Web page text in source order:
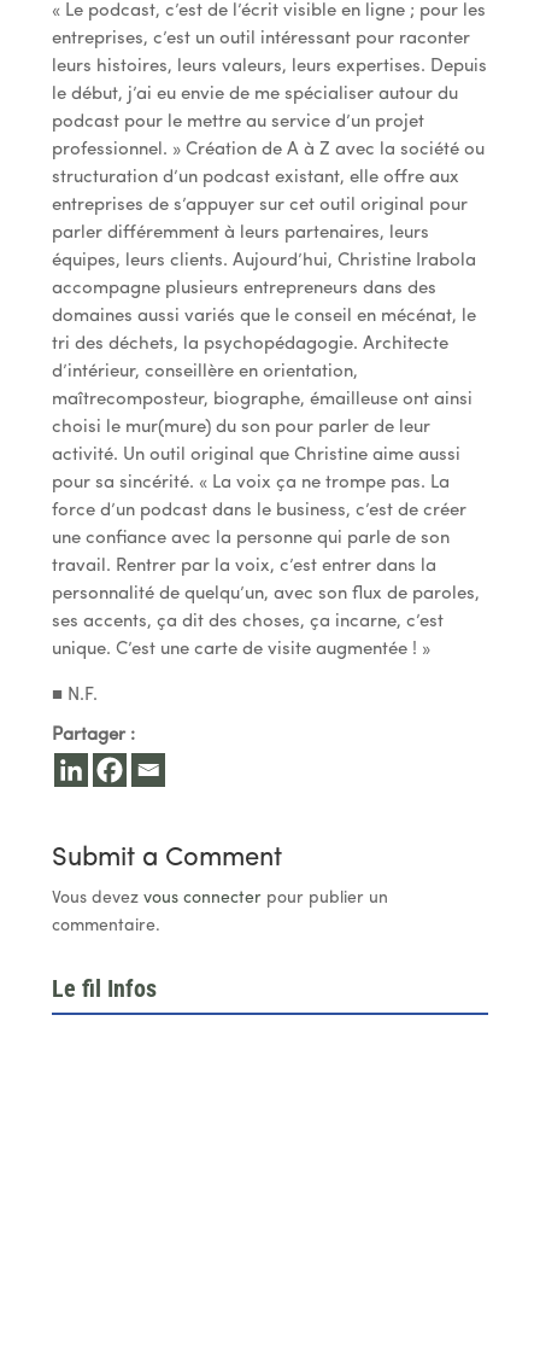
« Le podcast, c’est de l’écrit visible en ligne ; pour les
entreprises, c’est un outil intéressant pour raconter
leurs histoires, leurs valeurs, leurs expertises. Depuis
le début, j’ai eu envie de me spécialiser autour du
podcast pour le mettre au service d’un projet
professionnel. » Création de A à Z avec la société ou
structuration d’un podcast existant, elle offre aux
entreprises de s’appuyer sur cet outil original pour
parler différemment à leurs partenaires, leurs
équipes, leurs clients. Aujourd’hui, Christine Irabola
accompagne plusieurs entrepreneurs dans des
domaines aussi variés que le conseil en mécénat, le
tri des déchets, la psychopédagogie. Architecte
d’intérieur, conseillère en orientation,
maîtrecomposteur, biographe, émailleuse ont ainsi
choisi le mur(mure) du son pour parler de leur
activité. Un outil original que Christine aime aussi
pour sa sincérité. « La voix ça ne trompe pas. La
force d’un podcast dans le business, c’est de créer
une confiance avec la personne qui parle de son
travail. Rentrer par la voix, c’est entrer dans la
personnalité de quelqu’un, avec son flux de paroles,
ses accents, ça dit des choses, ça incarne, c’est
unique. C’est une carte de visite augmentée ! »
■ N.F.
Partager :
Submit a Comment
Vous devez vous connecterpour publier un
commentaire.
Le fil Infos